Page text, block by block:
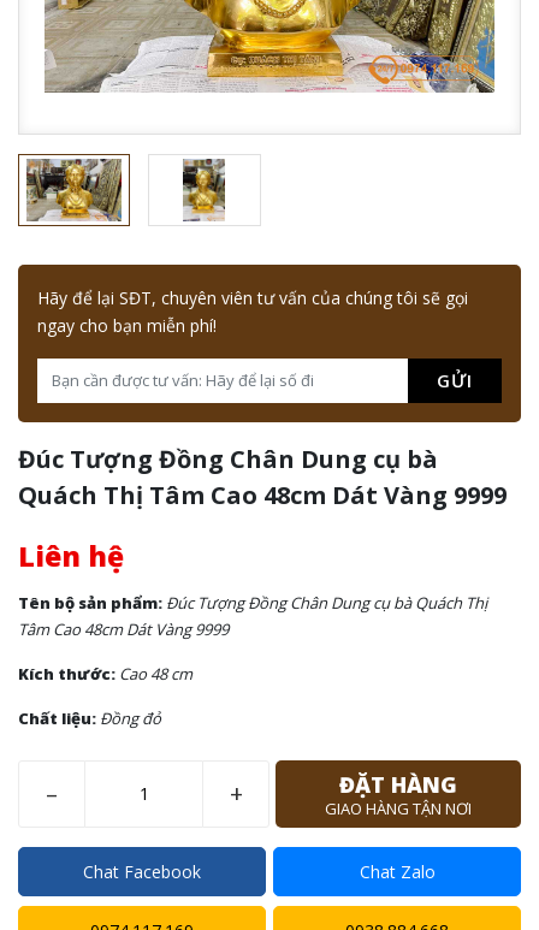
Hãy để lại SĐT, chuyên viên tư vấn của chúng tôi sẽ gọi
ngay cho bạn miễn phí!
GỬI
Đúc Tượng Đồng Chân Dung cụ bà
Quách Thị Tâm Cao 48cm Dát Vàng 9999
Liên hệ
Tên bộ sản phẩm: Đúc Tượng Đồng Chân Dung cụ bà Quách Thị
Tâm Cao 48cm Dát Vàng 9999
Kích thước: Cao 48 cm
Chất liệu: Đồng đỏ
– + ĐẶT HÀNG
GIAO HÀNG TẬN NƠI
Chat Facebook Chat Zalo